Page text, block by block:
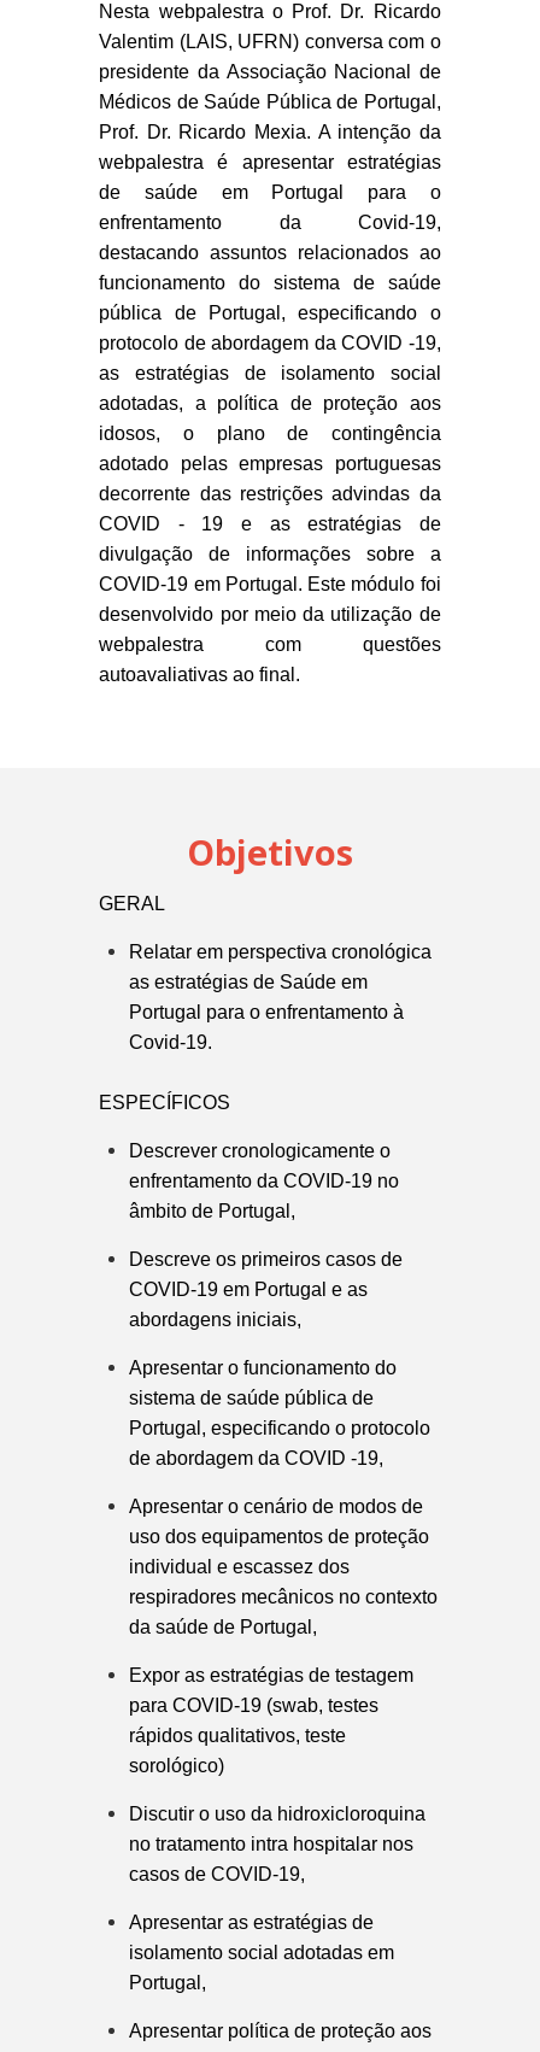
Nesta webpalestra o Prof. Dr. Ricardo
Valentim (LAIS, UFRN) conversa com o
presidente da Associação Nacional de
Médicos de Saúde Pública de Portugal,
Prof. Dr. Ricardo Mexia. A intenção da
webpalestra é apresentar estratégias
de saúde em Portugal para o
enfrentamento da Covid-19,
destacando assuntos relacionados ao
funcionamento do sistema de saúde
pública de Portugal, especificando o
protocolo de abordagem da COVID -19,
as estratégias de isolamento social
adotadas, a política de proteção aos
idosos, o plano de contingência
adotado pelas empresas portuguesas
decorrente das restrições advindas da
COVID - 19 e as estratégias de
divulgação de informações sobre a
COVID-19 em Portugal. Este módulo foi
desenvolvido por meio da utilização de
webpalestra com questões
autoavaliativas ao final.
Objetivos
GERAL
Relatar em perspectiva cronológica
as estratégias de Saúde em
Portugal para o enfrentamento à
Covid-19.
ESPECÍFICOS
Descrever cronologicamente o
enfrentamento da COVID-19 no
âmbito de Portugal,
Descreve os primeiros casos de
COVID-19 em Portugal e as
abordagens iniciais,
Apresentar o funcionamento do
sistema de saúde pública de
Portugal, especificando o protocolo
de abordagem da COVID -19,
Apresentar o cenário de modos de
uso dos equipamentos de proteção
individual e escassez dos
respiradores mecânicos no contexto
da saúde de Portugal,
Expor as estratégias de testagem
para COVID-19 (swab, testes
rápidos qualitativos, teste
sorológico)
Discutir o uso da hidroxicloroquina
no tratamento intra hospitalar nos
casos de COVID-19,
Apresentar as estratégias de
isolamento social adotadas em
Portugal,
Apresentar política de proteção aos